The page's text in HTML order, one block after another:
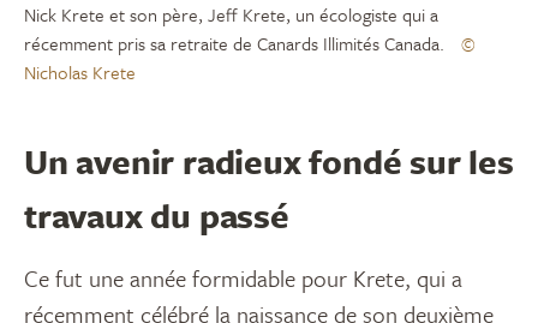
Nick Krete et son père, Jeff Krete, un écologiste qui a
récemment pris sa retraite de Canards Illimités Canada.
©
Nicholas Krete
Un avenir radieux fondé sur les
travaux du passé
Ce fut une année formidable pour Krete, qui a
récemment célébré la naissance de son deuxième